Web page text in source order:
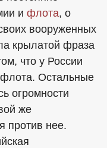
и флота, о
вооруженных
крылатой фраза
что у России
Остальные
огромности
же
против нее.